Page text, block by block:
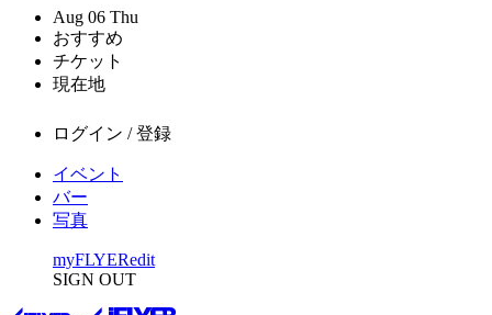
Aug 06 Thu
おすすめ
チケット
現在地
ログイン / 登録
イベント
バー
写真
myFLYERedit
SIGN OUT